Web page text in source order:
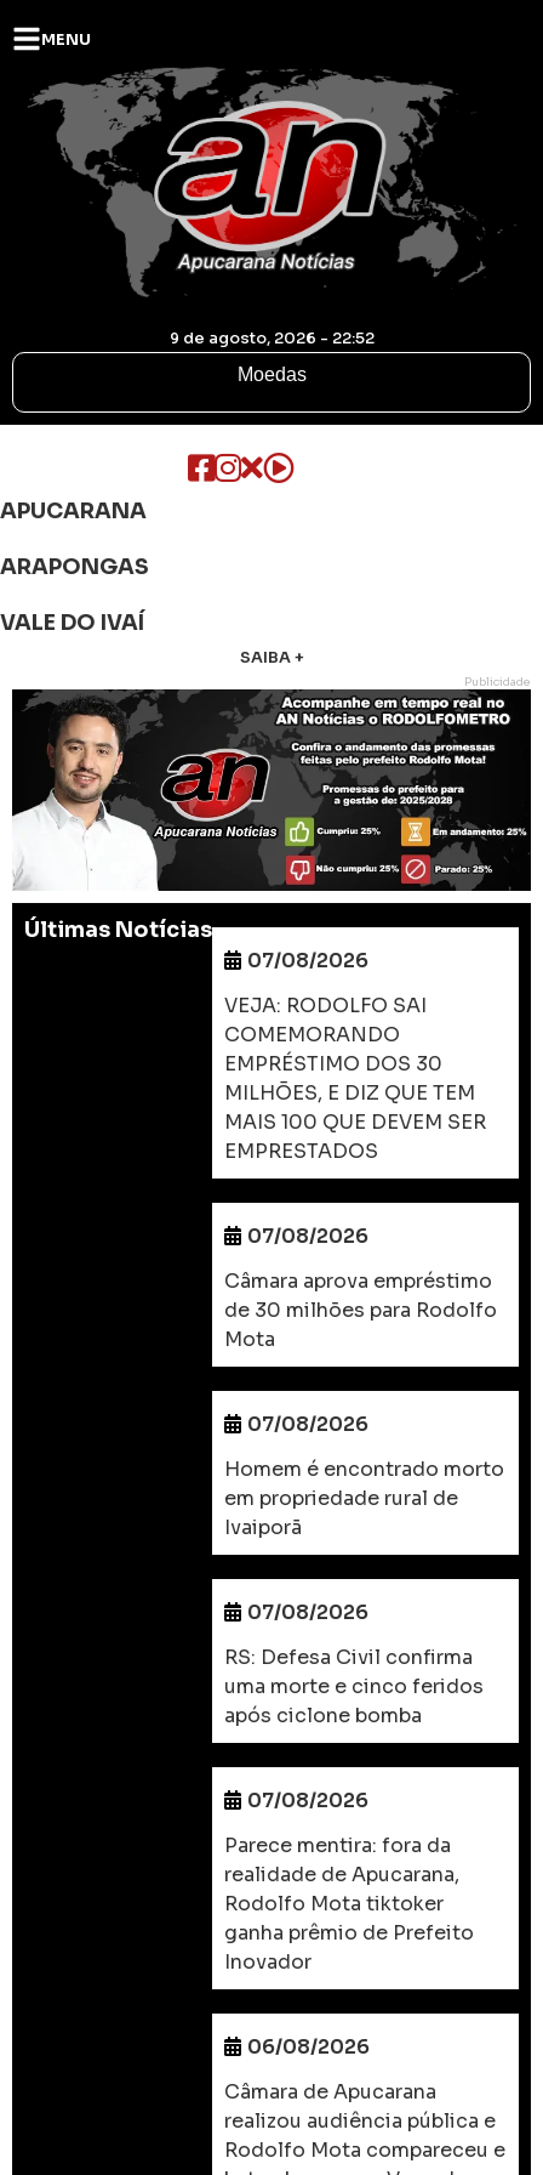
MENU
9 de agosto, 2026 - 22:52
Moedas
APUCARANA
ARAPONGAS
VALE DO IVAÍ
SAIBA +
Publicidade
Últimas Notícias
07/08/2026
VEJA: RODOLFO SAI
COMEMORANDO
EMPRÉSTIMO DOS 30
MILHÕES, E DIZ QUE TEM
MAIS 100 QUE DEVEM SER
EMPRESTADOS
07/08/2026
Câmara aprova empréstimo
de 30 milhões para Rodolfo
Mota
07/08/2026
Homem é encontrado morto
em propriedade rural de
Ivaiporã
07/08/2026
RS: Defesa Civil confirma
uma morte e cinco feridos
após ciclone bomba
07/08/2026
Parece mentira: fora da
realidade de Apucarana,
Rodolfo Mota tiktoker
ganha prêmio de Prefeito
Inovador
06/08/2026
Câmara de Apucarana
realizou audiência pública e
Rodolfo Mota compareceu e